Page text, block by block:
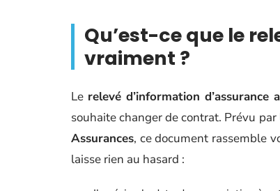
Qu’est-ce que le
vraiment ?
Le relevé d’information d’assurance
souhaite changer de contrat. Prévu
Assurances, ce document rassemble
laisse rien au hasard :